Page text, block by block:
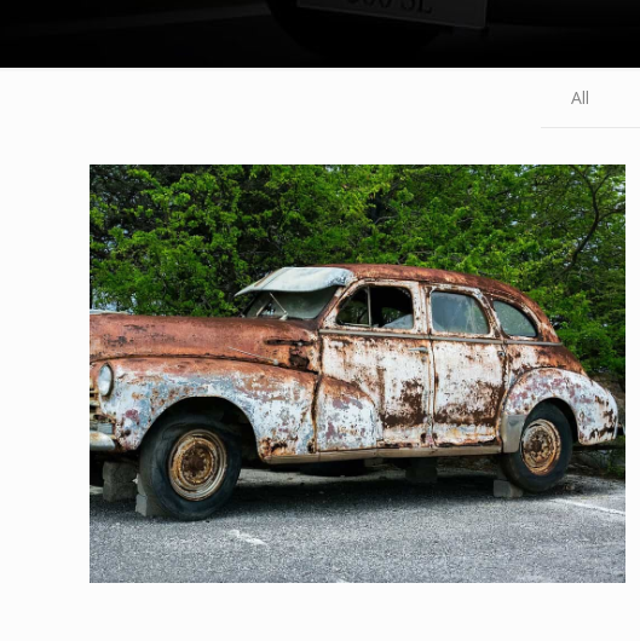
All